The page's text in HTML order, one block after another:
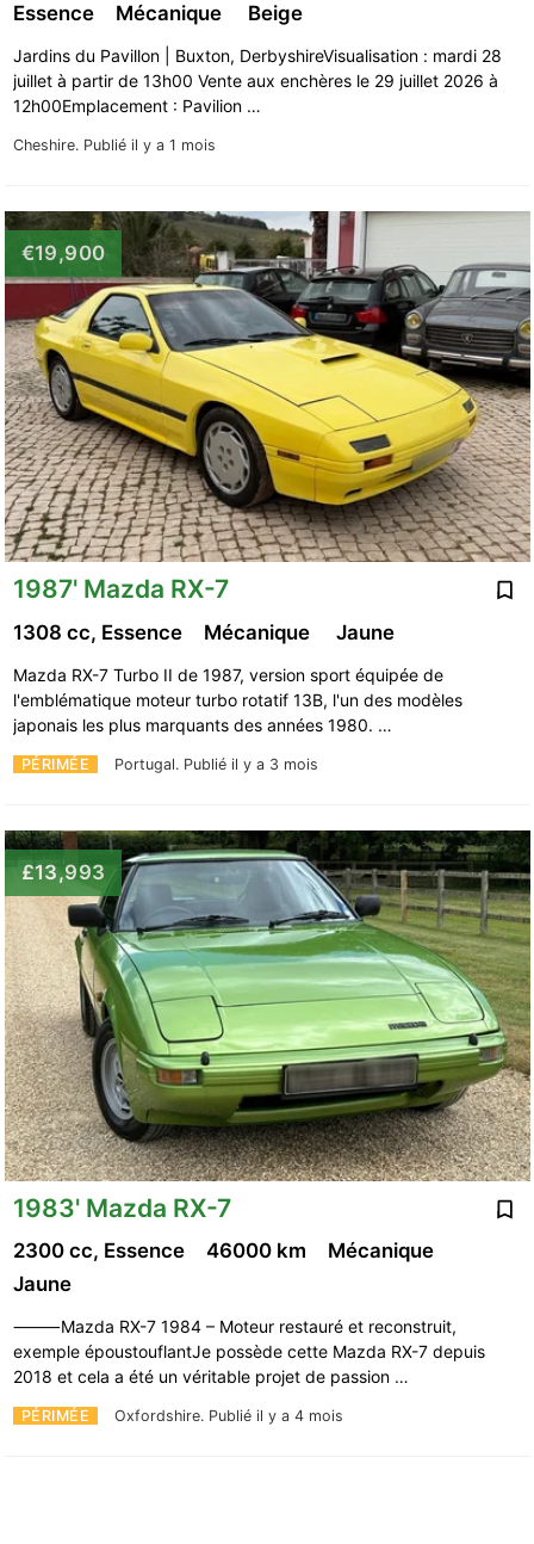
Cheshire. Publié il y a 1 mois
Essence Mécanique Beige
Jardins du Pavillon | Buxton, DerbyshireVisualisation : mardi 28
juillet à partir de 13h00 Vente aux enchères le 29 juillet 2026 à
12h00Emplacement : Pavilion …
€19,900
1987' Mazda RX-7
PÉRIMÉE Portugal. Publié il y a 3 mois
1308 cc, Essence Mécanique Jaune
Mazda RX-7 Turbo II de 1987, version sport équipée de
l'emblématique moteur turbo rotatif 13B, l'un des modèles
japonais les plus marquants des années 1980. …
£13,993
1983' Mazda RX-7
PÉRIMÉE Oxfordshire. Publié il y a 4 mois
2300 cc, Essence 46000 km
Mécanique
Jaune
⸻Mazda RX-7 1984 – Moteur restauré et reconstruit,
exemple époustouflantJe possède cette Mazda RX-7 depuis
2018 et cela a été un véritable projet de passion …